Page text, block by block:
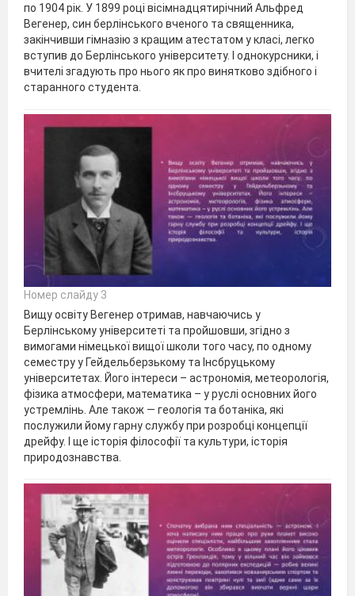
по 1904 рік. У 1899 році вісімнадцятирічний Альфред
Вегенер, син берлінського вченого та священника,
закінчивши гімназію з кращим атестатом у класі, легко
вступив до Берлінського університету. І однокурсники, і
вчителі згадують про нього як про винятково здібного і
старанного студента.
Номер слайду 3
Вищу освіту Вегенер отримав, навчаючись у
Берлінському університеті та пройшовши, згідно з
вимогами німецької вищої школи того часу, по одному
семестру у Гейдельберзькому та Інсбруцькому
університетах. Його інтереси – астрономія, метеорологія,
фізика атмосфери, математика – у руслі основних його
устремлінь. Але також — геологія та ботаніка, які
послужили йому гарну службу при розробці концепції
дрейфу. І ще історія філософії та культури, історія
природознавства.